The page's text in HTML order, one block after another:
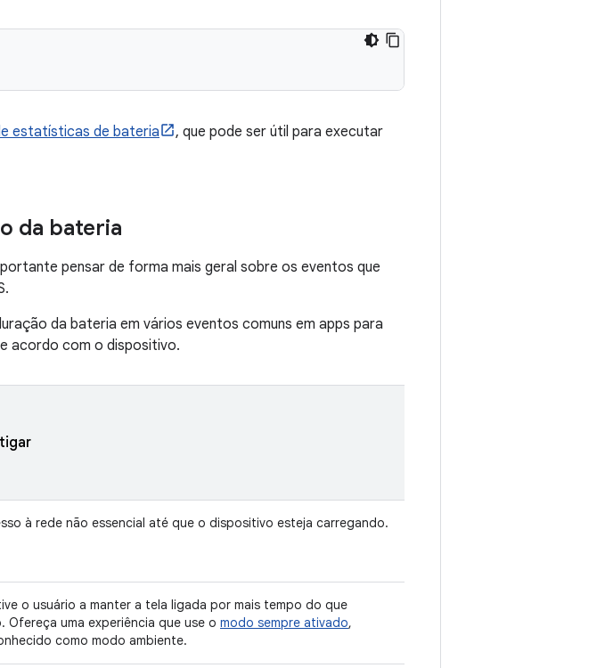
estatísticas de bateria
, que pode ser útil para executar
da bateria
pensar de forma mais geral sobre os eventos que
da bateria em vários eventos comuns em apps para
acordo com o dispositivo.
à rede não essencial até que o dispositivo esteja carregando.
o usuário a manter a tela ligada por mais tempo do que
Ofereça uma experiência que use o modo sempre ativado,
como modo ambiente.